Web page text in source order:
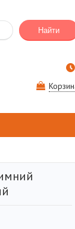
Найти